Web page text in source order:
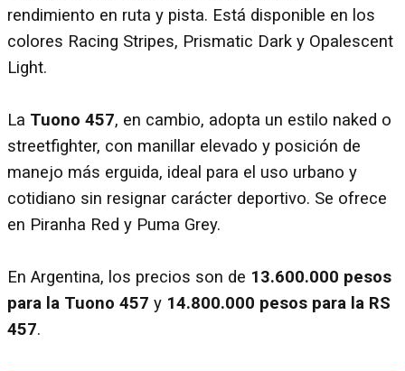
rendimiento en ruta y pista. Está disponible en los
colores Racing Stripes, Prismatic Dark y Opalescent
Light.
La Tuono 457, en cambio, adopta un estilo naked o
streetfighter, con manillar elevado y posición de
manejo más erguida, ideal para el uso urbano y
cotidiano sin resignar carácter deportivo. Se ofrece
en Piranha Red y Puma Grey.
En Argentina, los precios son de 13.600.000 pesos
para la Tuono 457 y 14.800.000 pesos para la RS
457.